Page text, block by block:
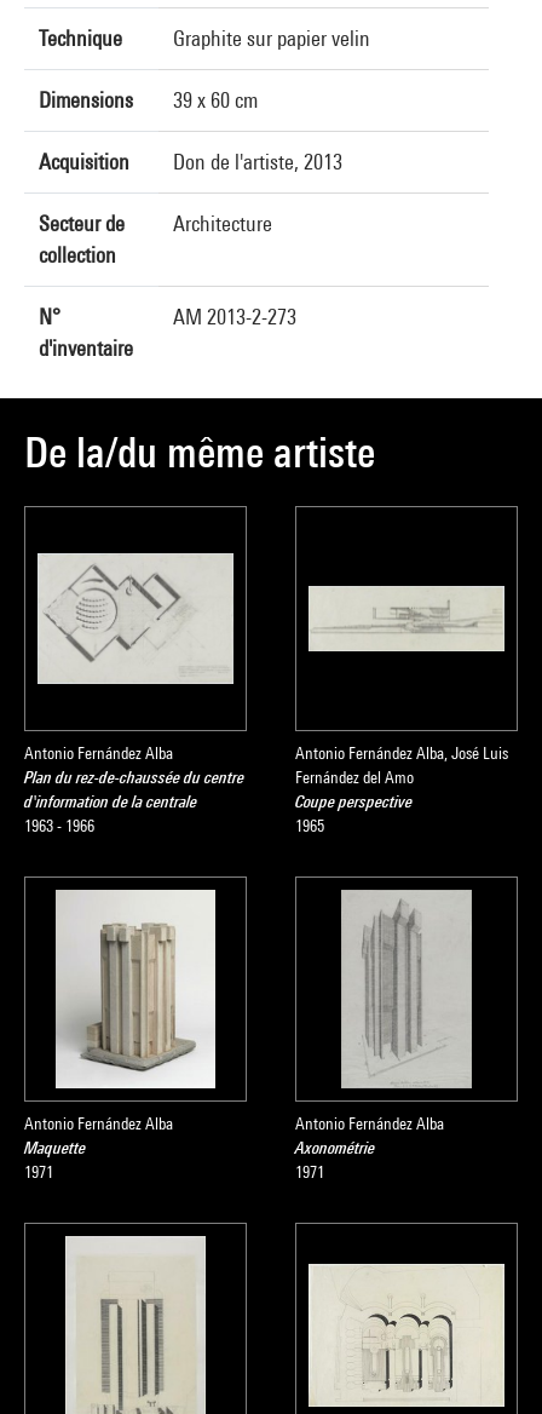
Technique Graphite sur papier velin
Dimensions 39 x 60 cm
Acquisition Don de l'artiste, 2013
Secteur de
collection
Architecture
N°
d'inventaire
AM 2013-2-273
De la/du même artiste
Antonio Fernández Alba
Plan du rez-de-chaussée du centre
d'information de la centrale
1963 - 1966
Antonio Fernández Alba, José Luis
Fernández del Amo
Coupe perspective
1965
Antonio Fernández Alba
Maquette
1971
Antonio Fernández Alba
Axonométrie
1971